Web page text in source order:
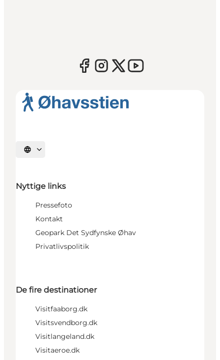
Vælg sprog
Nyttige links
Pressefoto
Kontakt
Geopark Det Sydfynske Øhav
Privatlivspolitik
De fire destinationer
Visitfaaborg.dk
Visitsvendborg.dk
Visitlangeland.dk
Visitaeroe.dk